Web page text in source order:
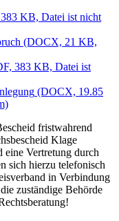
KB, Datei ist nicht
(DOCX, 21 KB,
383 KB, Datei ist
(DOCX, 19.85
fristwahrend
Klage
eine Vertretung durch
sich hierzu telefonisch
in Verbindung
zuständige Behörde